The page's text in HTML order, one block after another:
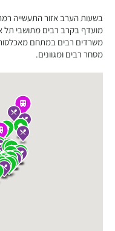
בשעות הערב אזור התעשייה
מועדף בקרב רבים מתושבי תל
משרדים רבים במתחם
מסחר רבים ומגוונים.